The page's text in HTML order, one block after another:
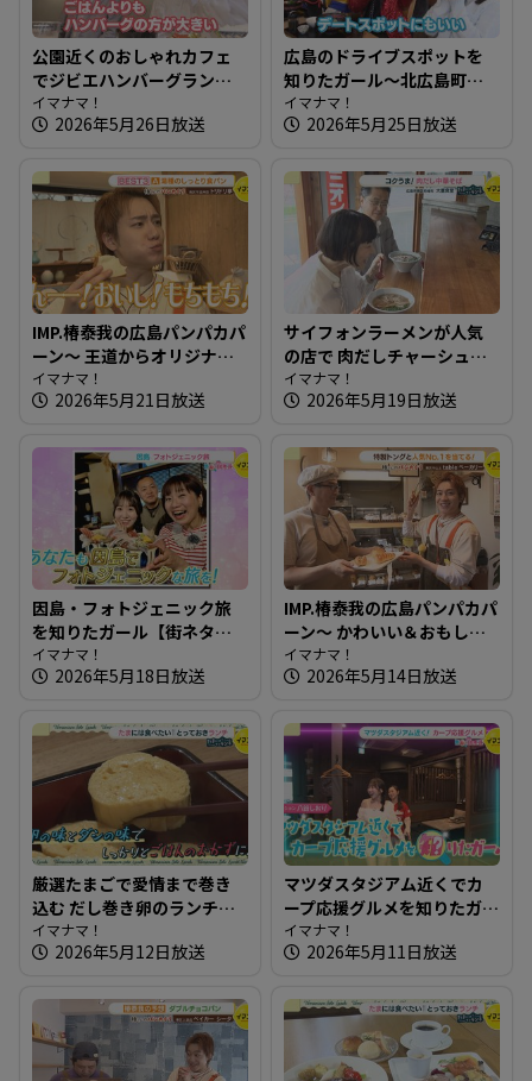
公園近くのおしゃれカフェ
でジビエハンバーグランチ
～ドットコミュ 都町公園前
食堂【たまにはそとラン
イマナマ！
2026年5月26日放送
広島のドライブスポットを
知りたガール～北広島町編
【街ネタ！知りたガール】
イマナマ！
2026年5月25日放送
IMP.椿泰我の広島パンパカパ
ーン～ 王道からオリジナル
まで！老若男女が楽しめる
パン屋さんへ
イマナマ！
2026年5月21日放送
サイフォンラーメンが人気
の店で 肉だしチャーシュー
めん～大重食堂【たまには
そとランチ】
イマナマ！
2026年5月19日放送
因島・フォトジェニック旅
を知りたガール【街ネタ！
知りたガール】
イマナマ！
2026年5月18日放送
IMP.椿泰我の広島パンパカパ
ーン～ かわいい＆おもしろ
いパン！ 四季折々の味も楽
しめるお店
イマナマ！
2026年5月14日放送
厳選たまごで愛情まで巻き
込む だし巻き卵のランチ～
たちまち食堂【たまにはそ
とランチ】
イマナマ！
2026年5月12日放送
マツダスタジアム近くでカ
ープ応援グルメを知りたガ
ール【街ネタ！知りたガー
ル】
イマナマ！
2026年5月11日放送